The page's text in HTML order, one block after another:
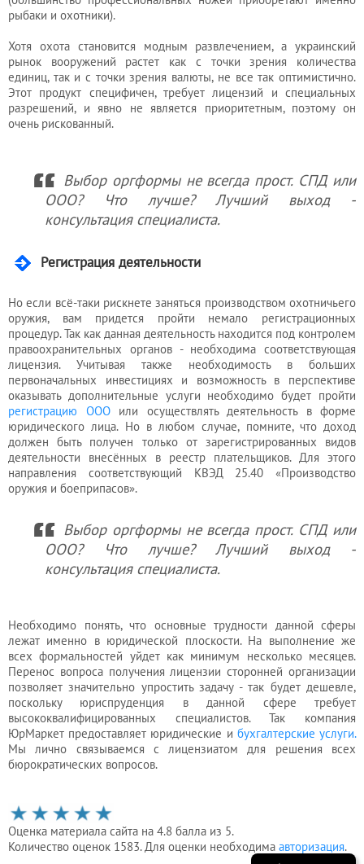
рыбаки и охотники).
Хотя охота становится модным развлечением, а украинский
рынок вооружений растет как с точки зрения количества
единиц, так и с точки зрения валюты, не все так оптимистично.
Этот продукт специфичен, требует лицензий и специальных
разрешений, и явно не является приоритетным, поэтому он
очень рискованный.
Выбор оргформы не всегда прост. СПД или
ООО? Что лучше? Лучший выход -
консультация специалиста.
Регистрация деятельности
Но если всё-таки рискнете заняться производством охотничьего
оружия, вам придется пройти немало регистрационных
процедур. Так как данная деятельность находится под контролем
правоохранительных органов - необходима соответствующая
лицензия. Учитывая также необходимость в больших
первоначальных инвестициях и возможность в перспективе
оказывать дополнительные услуги необходимо будет пройти
регистрацию ОООили осуществлять деятельность в форме
юридического лица. Но в любом случае, помните, что доход
должен быть получен только от зарегистрированных видов
деятельности внесённых в реестр плательщиков. Для этого
направления соответствующий КВЭД 25.40 «Производство
оружия и боеприпасов».
Выбор оргформы не всегда прост. СПД или
ООО? Что лучше? Лучший выход -
консультация специалиста.
Необходимо понять, что основные трудности данной сферы
лежат именно в юридической плоскости. На выполнение же
всех формальностей уйдет как минимум несколько месяцев.
Перенос вопроса получения лицензии сторонней организации
позволяет значительно упростить задачу - так будет дешевле,
поскольку юриспруденция в данной сфере требует
высококвалифицированных специалистов. Так компания
ЮрМаркет предоставляет юридические и бухгалтерские услуги.
Мы лично связываемся с лицензиатом для решения всех
бюрократических вопросов.
Оценка материала сайта на 4.8 балла из 5.
Количество оценок 1583. Для оценки необходима авторизация.